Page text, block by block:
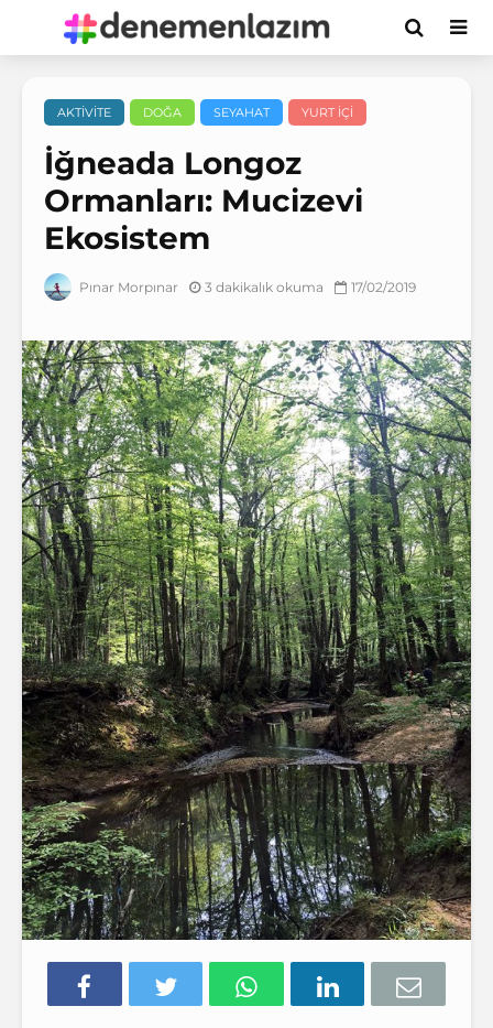
AKTIVITE DOĞA SEYAHAT YURT IÇI
İğneada Longoz
Ormanları: Mucizevi
Ekosistem
Pınar Morpınar 3 dakikalık okuma 17/02/2019